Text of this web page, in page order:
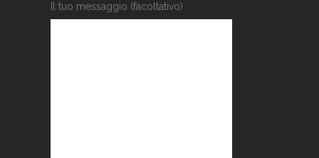
Il tuo messaggio (facoltativo)